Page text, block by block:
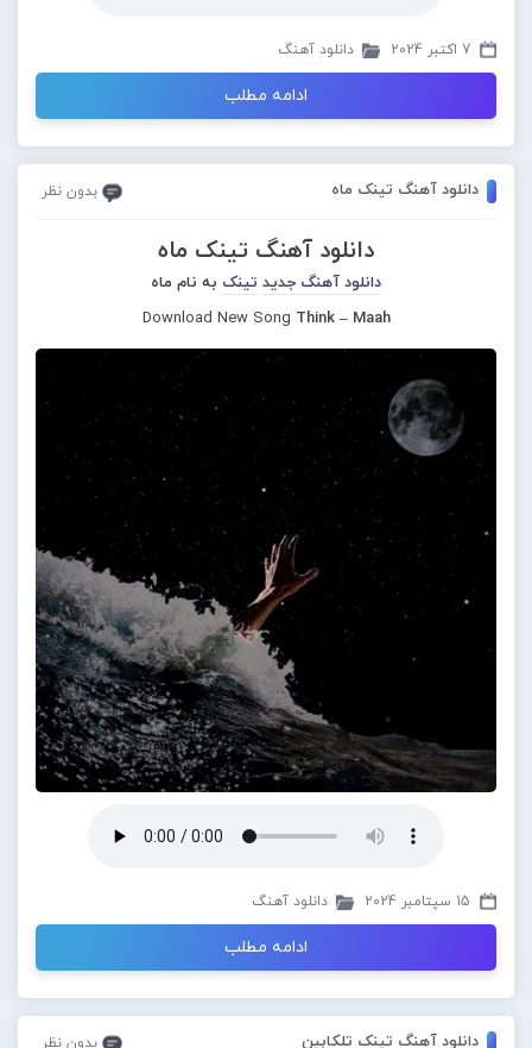
7 اکتبر 2024 دانلود آهنگ
ادامه مطلب
دانلود آهنگ تینک ماه بدون نظر
دانلود آهنگ تینک ماه
دانلود آهنگ جدید تینک به نام ماه
Download New Song Think – Maah
15 سپتامبر 2024 دانلود آهنگ
ادامه مطلب
دانلود آهنگ تینک تلکابین بدون نظر